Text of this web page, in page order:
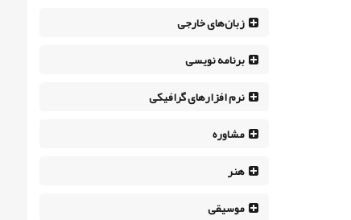
زبان‌های خارجی
برنامه نویسی
نرم افزار‌های گرافیکی
مشاوره
هنر
موسیقی